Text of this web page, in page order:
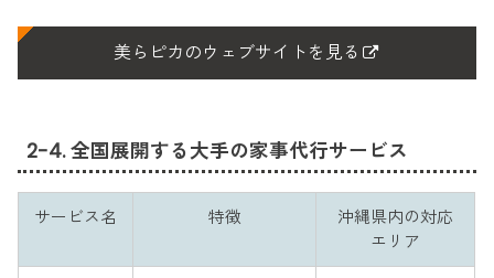
美らピカのウェブサイトを見る
2-4. 全国展開する大手の家事代行サービス
サービス名 特徴
沖縄県内の対応
エリア